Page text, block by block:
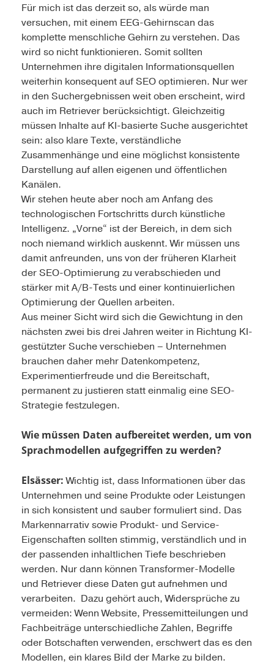
Für mich ist das derzeit so, als würde man
versuchen, mit einem EEG-Gehirnscan das
komplette menschliche Gehirn zu verstehen. Das
wird so nicht funktionieren. Somit sollten
Unternehmen ihre digitalen Informationsquellen
weiterhin konsequent auf SEO optimieren. Nur wer
in den Suchergebnissen weit oben erscheint, wird
auch im Retriever berücksichtigt. Gleichzeitig
müssen Inhalte auf KI-basierte Suche ausgerichtet
sein: also klare Texte, verständliche
Zusammenhänge und eine möglichst konsistente
Darstellung auf allen eigenen und öffentlichen
Kanälen.
Wir stehen heute aber noch am Anfang des
technologischen Fortschritts durch künstliche
Intelligenz. „Vorne“ ist der Bereich, in dem sich
noch niemand wirklich auskennt. Wir müssen uns
damit anfreunden, uns von der früheren Klarheit
der SEO-Optimierung zu verabschieden und
stärker mit A/B-Tests und einer kontinuierlichen
Optimierung der Quellen arbeiten.
Aus meiner Sicht wird sich die Gewichtung in den
nächsten zwei bis drei Jahren weiter in Richtung KI-
gestützter Suche verschieben – Unternehmen
brauchen daher mehr Datenkompetenz,
Experimentierfreude und die Bereitschaft,
permanent zu justieren statt einmalig eine SEO-
Strategie festzulegen.
Wie müssen Daten aufbereitet werden, um von
Sprachmodellen aufgegriffen zu werden?
Elsässer:Wichtig ist, dass Informationen über das
Unternehmen und seine Produkte oder Leistungen
in sich konsistent und sauber formuliert sind. Das
Markennarrativ sowie Produkt- und Service-
Eigenschaften sollten stimmig, verständlich und in
der passenden inhaltlichen Tiefe beschrieben
werden. Nur dann können Transformer-Modelle
und Retriever diese Daten gut aufnehmen und
verarbeiten. Dazu gehört auch, Widersprüche zu
vermeiden: Wenn Website, Pressemitteilungen und
Fachbeiträge unterschiedliche Zahlen, Begriffe
oder Botschaften verwenden, erschwert das es den
Modellen, ein klares Bild der Marke zu bilden.